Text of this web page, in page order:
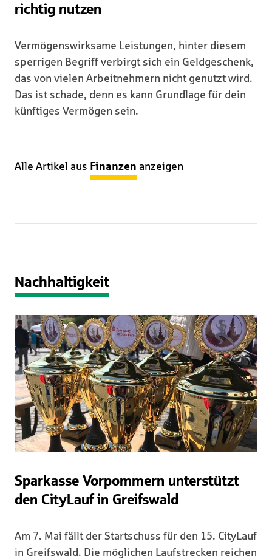
richtig nutzen
Vermögenswirksame Leistungen, hinter diesem
sperrigen Begriff verbirgt sich ein Geldgeschenk,
das von vielen Arbeitnehmern nicht genutzt wird.
Das ist schade, denn es kann Grundlage für dein
künftiges Vermögen sein.
Alle Artikel aus Finanzen anzeigen
Nachhaltigkeit
Sparkasse Vorpommern unterstützt
den CityLauf in Greifswald
Am 7. Mai fällt der Startschuss für den 15. CityLauf
in Greifswald. Die möglichen Laufstrecken reichen